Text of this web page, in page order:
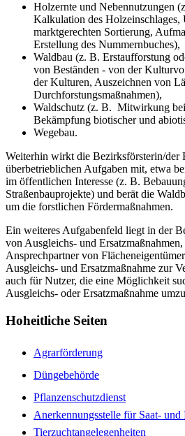
Holzernte und Nebennutzungen
Kalkulation des Holzeinschlages,
marktgerechten Sortierung,
Erstellung des Nummernbuches),
Waldbau (z. B. Erstaufforstung
von Beständen - von der
der Kulturen, Auszeichnen von
Durchforstungsmaßnahmen),
Waldschutz (z. B. Mitwirkung
Bekämpfung biotischer und
Wegebau.
Weiterhin wirkt die Bezirksförsterin/der
überbetrieblichen Aufgaben mit, etwa
im öffentlichen Interesse (z. B.
Straßenbauprojekte) und berät die
um die forstlichen Fördermaßnahmen.
Ein weiteres Aufgabenfeld liegt in der
von Ausgleichs- und
Ansprechpartner von
Ausgleichs- und Ersatzmaßnahme zur
auch für Nutzer, die eine Möglichkeit
Ausgleichs- oder Ersatzmaßnahme
Hoheitliche Seiten
Agrarförderung
Düngebehörde
Pflanzenschutzdienst
Anerkennungsstelle für Saat- und
Tierzuchtangelegenheiten